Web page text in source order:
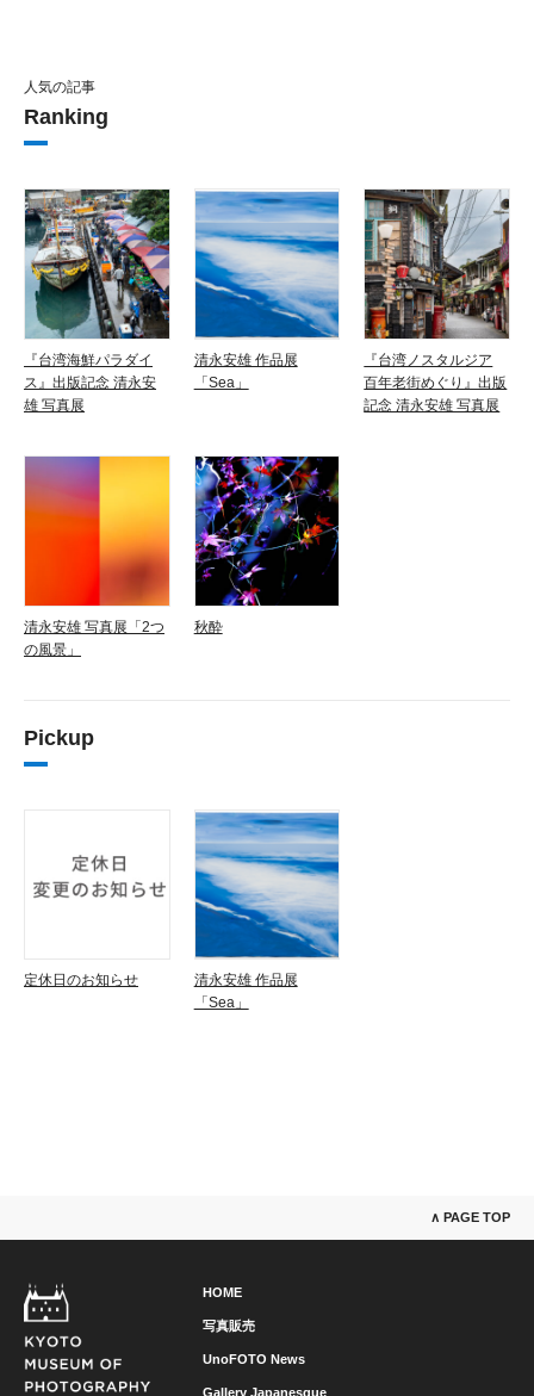
人気の記事
Ranking
『台湾海鮮パラダイ
ス』出版記念 清永安
雄 写真展
清永安雄 作品展
「Sea」
『台湾ノスタルジア
百年老街めぐり』出版
記念 清永安雄 写真展
清永安雄 写真展「2つ
の風景」
秋酔
Pickup
定休日のお知らせ
清永安雄 作品展
「Sea」
∧ PAGE TOP
HOME
写真販売
UnoFOTO News
Gallery Japanesque